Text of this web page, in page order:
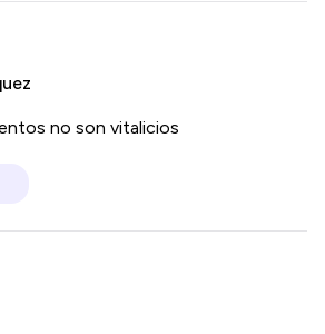
no son vitalicios